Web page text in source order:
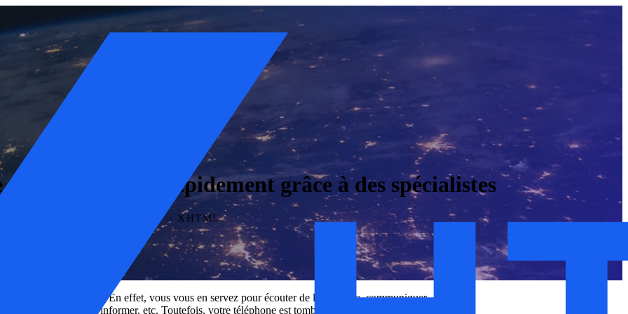
votre iPhone 13 rapidement grâce à des spécialistes
2 JUIN 2026 - XHTML
ne vous quitte jamais. En effet, vous vous en servez pour écouter de la musique, communiquer,
vous guider, vous informer, etc. Toutefois, votre téléphone est tombé, ce qui a causé une